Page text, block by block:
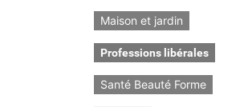
Maison et jardin
Professions libérales
Santé Beauté Forme